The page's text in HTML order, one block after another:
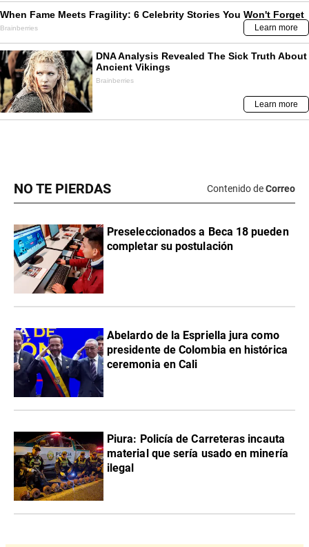
NO TE PIERDAS Contenido deCorreo
Preseleccionados a Beca 18 pueden
completar su postulación
Abelardo de la Espriella jura como
presidente de Colombia en histórica
ceremonia en Cali
Piura: Policía de Carreteras incauta
material que sería usado en minería
ilegal